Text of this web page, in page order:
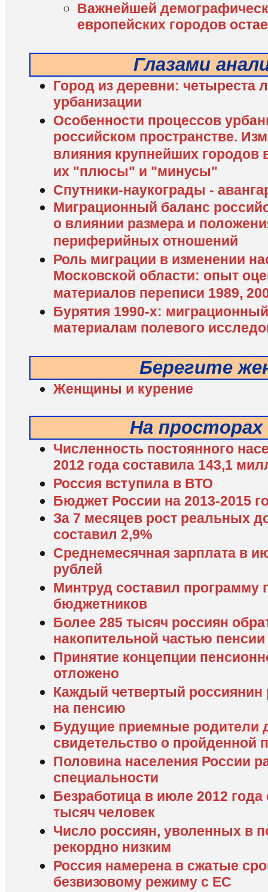
Важнейшей
европейских городов
Глазами
Город из деревни: четыреста
урбанизации
Особенности процессов
российском пространстве.
влияния крупнейших городов
их "плюсы" и "минусы"
Спутники-наукограды -
Миграционный баланс
о влиянии размера и
периферийных отношений
Роль миграции в изменении
Московской области: опыт
материалов переписи 1989,
Бурятия 1990-х:
материалам полевого
Берегите
Женщины и курение
На просторах
Численность постоянного
2012 года составила 143,1
Россия вступила в ВТО
Бюджет России на 2013-2015
За 7 месяцев рост реальных
составил 2,9%
Среднемесячная зарплата в
рублей
Минтруд составил программу
бюджетников
Более 285 тысяч россиян
накопительной частью пенсии
Принятие концепции
отложено
Каждый четвертый россиянин
на пенсию
Будущие приемные родители
свидетельство о пройденной
Половина населения России
специальности
Безработица в июле 2012 года
тысяч человек
Число россиян, уволенных в
рекордно низким
Россия намерена в сжатые
безвизовому режиму с ЕС